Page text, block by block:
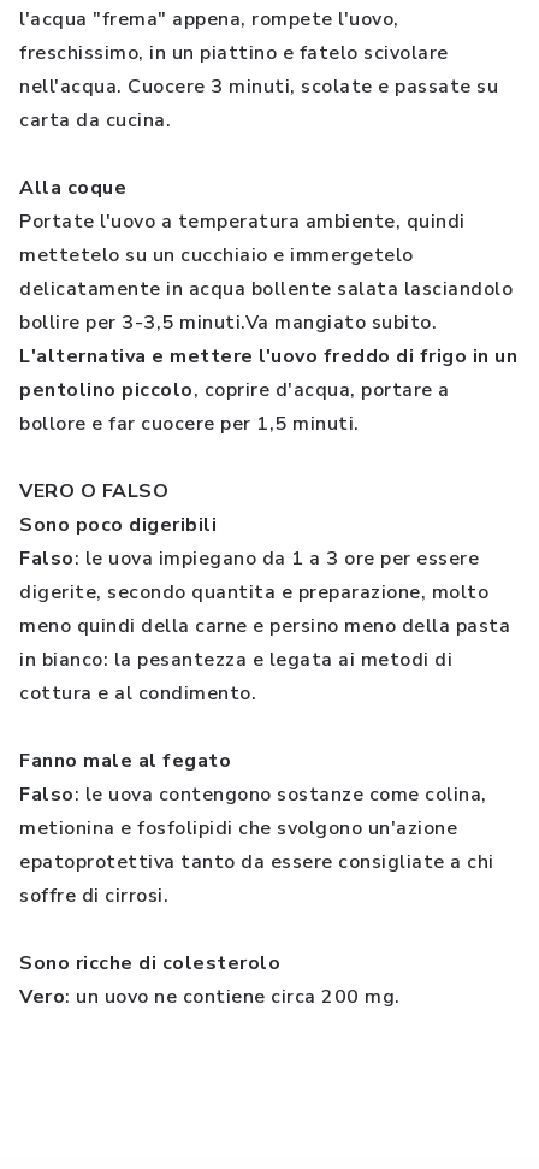
l'acqua "frema" appena, rompete l'uovo,
freschissimo, in un piattino e fatelo scivolare
nell'acqua. Cuocere 3 minuti, scolate e passate su
carta da cucina.
Alla coque
Portate l'uovo a temperatura ambiente, quindi
mettetelo su un cucchiaio e immergetelo
delicatamente in acqua bollente salata lasciandolo
bollire per 3-3,5 minuti.Va mangiato subito.
L'alternativa e mettere l'uovo freddo di frigo in un
pentolino piccolo, coprire d'acqua, portare a
bollore e far cuocere per 1,5 minuti.
VERO O FALSO
Sono poco digeribili
Falso: le uova impiegano da 1 a 3 ore per essere
digerite, secondo quantita e preparazione, molto
meno quindi della carne e persino meno della pasta
in bianco: la pesantezza e legata ai metodi di
cottura e al condimento.
Fanno male al fegato
Falso: le uova contengono sostanze come colina,
metionina e fosfolipidi che svolgono un'azione
epatoprotettiva tanto da essere consigliate a chi
soffre di cirrosi.
Sono ricche di colesterolo
Vero: un uovo ne contiene circa 200 mg.